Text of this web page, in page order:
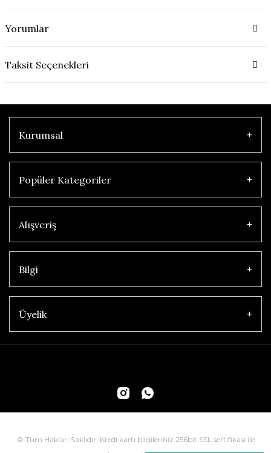
Yorumlar
Taksit Seçenekleri
Kurumsal
Popüler Kategoriler
Alışveriş
Bilgi
Üyelik
© Tüm Hakları Saklıdır. Kredi kartı bilgileriniz 256bit SSL sertifikası ile